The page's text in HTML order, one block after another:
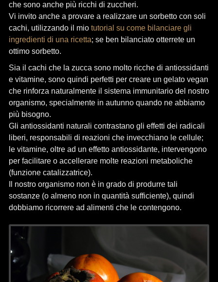
che sono anche più ricchi di zuccheri.
Vi invito anche a provare a realizzare un sorbetto con soli
cachi, utilizzando il mio tutorial su come bilanciare gli
ingredienti di una ricetta; se ben bilanciato otterrete un
ottimo sorbetto.
Sia il cachi che la zucca sono molto ricche di antiossidanti
e vitamine, sono quindi perfetti per creare un gelato vegan
che rinforza naturalmente il sistema immunitario del nostro
organismo, specialmente in autunno quando ne abbiamo
più bisogno.
Gli antiossidanti naturali contrastano gli effetti dei radicali
liberi, responsabili di reazioni che invecchiano le cellule;
le vitamine, oltre ad un effetto antiossidante, intervengono
per facilitare o accellerare molte reazioni metaboliche
(funzione catalizzatrice).
Il nostro organismo non è in grado di produrre tali
sostanze (o almeno non in quantità sufficiente), quindi
dobbiamo ricorrere ad alimenti che le contengono.